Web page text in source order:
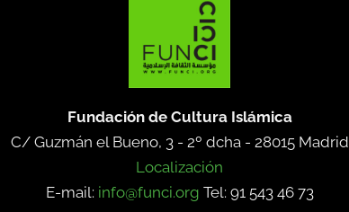
Fundación de Cultura Islámica
C/ Guzmán el Bueno, 3 - 2º dcha - 28015 Madrid
Localización
E-mail: info@funci.org Tel: 91 543 46 73